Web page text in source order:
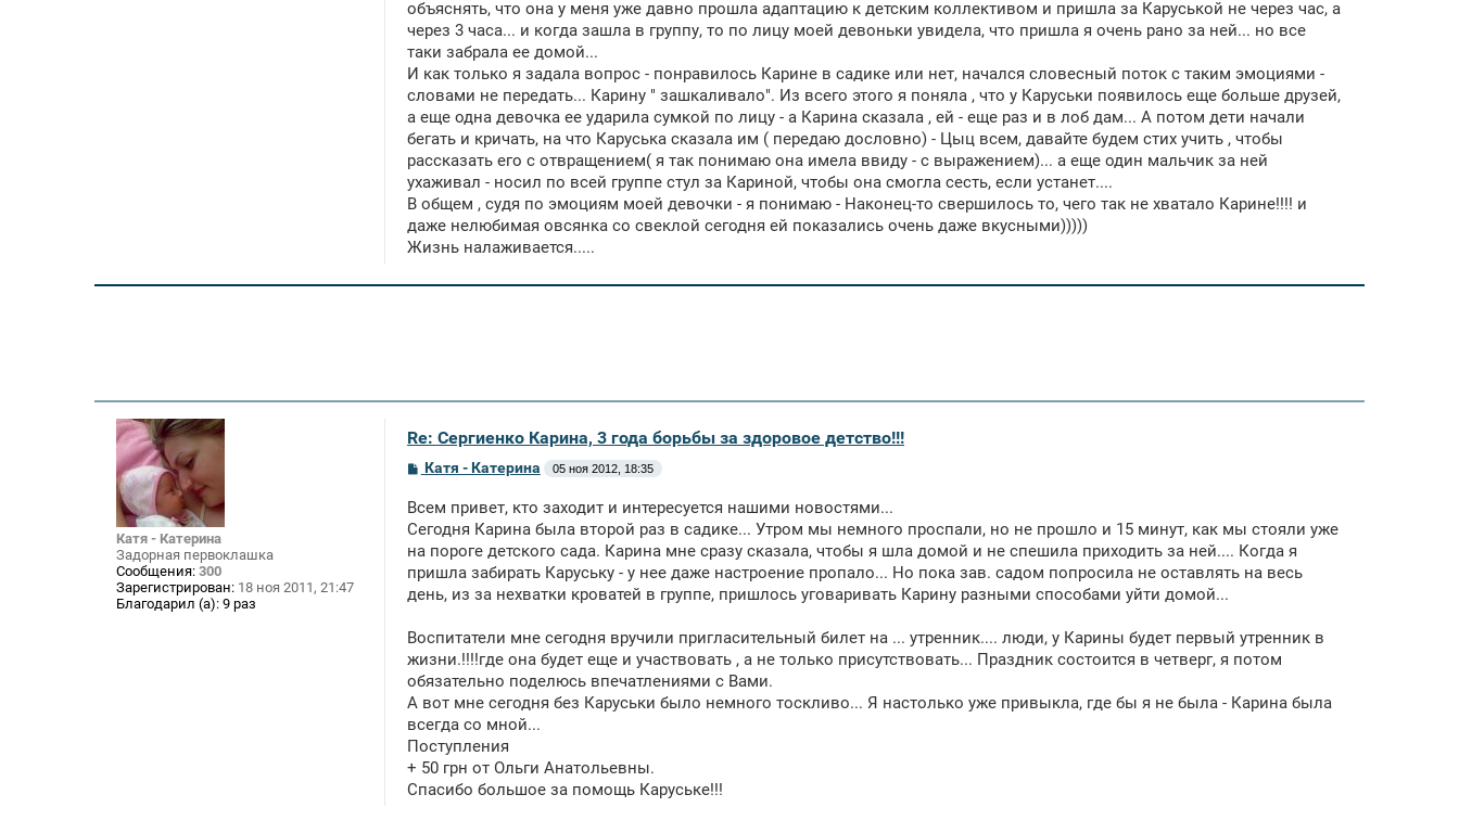
объяснять, что она у меня уже давно прошла адаптацию к детским коллективом и пришла за Каруськой не через час, а
через 3 часа... и когда зашла в группу, то по лицу моей девоньки увидела, что пришла я очень рано за ней... но все
таки забрала ее домой...
И как только я задала вопрос - понравилось Карине в садике или нет, начался словесный поток с таким эмоциями -
словами не передать... Карину " зашкаливало". Из всего этого я поняла , что у Каруськи появилось еще больше друзей,
а еще одна девочка ее ударила сумкой по лицу - а Карина сказала , ей - еще раз и в лоб дам... А потом дети начали
бегать и кричать, на что Каруська сказала им ( передаю дословно) - Цыц всем, давайте будем стих учить , чтобы
рассказать его с отвращением( я так понимаю она имела ввиду - с выражением)... а еще один мальчик за ней
ухаживал - носил по всей группе стул за Кариной, чтобы она смогла сесть, если устанет....
В общем , судя по эмоциям моей девочки - я понимаю - Наконец-то свершилось то, чего так не хватало Карине!!!! и
даже нелюбимая овсянка со свеклой сегодня ей показались очень даже вкусными)))))
Жизнь налаживается.....
Катя - Катерина
Задорная первоклашка
Сообщения: 300
Зарегистрирован: 18 ноя 2011, 21:47
Благодарил (а): 9 раз
Re: Сергиенко Карина, 3 года борьбы за здоровое детство!!!
С
б
щ
н
и
Катя - Катерина 05 ноя 2012, 18:35
Всем привет, кто заходит и интересуется нашими новостями...
Сегодня Карина была второй раз в садике... Утром мы немного проспали, но не прошло и 15 минут, как мы стояли уже
на пороге детского сада. Карина мне сразу сказала, чтобы я шла домой и не спешила приходить за ней.... Когда я
пришла забирать Каруську - у нее даже настроение пропало... Но пока зав. садом попросила не оставлять на весь
день, из за нехватки кроватей в группе, пришлось уговаривать Карину разными способами уйти домой...
Воспитатели мне сегодня вручили пригласительный билет на ... утренник.... люди, у Карины будет первый утренник в
жизни.!!!!где она будет еще и участвовать , а не только присутствовать... Праздник состоится в четверг, я потом
обязательно поделюсь впечатлениями с Вами.
А вот мне сегодня без Каруськи было немного тоскливо... Я настолько уже привыкла, где бы я не была - Карина была
всегда со мной...
Поступления
+ 50 грн от Ольги Анатольевны.
Спасибо большое за помощь Каруське!!!